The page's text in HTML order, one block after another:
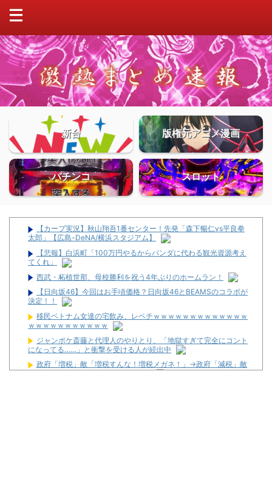
新台 版権元アニメ漫画
パチンコ スロット
【カープ実況】秋山翔吾1番センター！先発「森下暢仁vs平良拳
太郎」【広島-DeNA/横浜スタジアム】
【悲報】白浜町「100万円やるからパンダに代わる観光資源考え
てくれ」
西武・柘植世那、母校勝利を祝う4年ぶりのホームラン！
【日向坂46】今回はお手頃価格？日向坂46とBEAMSのコラボが
決定！！
移民ベトナム女達の宅飲み、レベチｗｗｗｗｗｗｗｗｗｗｗｗｗ
ｗｗｗｗｗｗｗｗｗｗｗ
ジャンポケ斎藤と代理人のやりとり、「地獄すぎて完全にコント
になってる……」と衝撃を受ける人が続出中
政府「増税」敵「増税すんな！増税メガネ！」→政府「減税」敵
「減税すんな！社会保障どうなる！」